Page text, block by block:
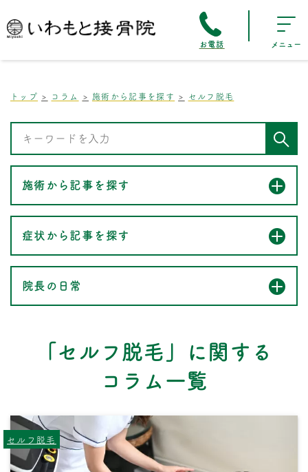
お電話 メニュー
トップ コラム 施術から記事を探す セルフ脱毛
施術から記事を探す
症状から記事を探す
院長の日常
「セルフ脱毛」に関する
コラム一覧
セルフ脱毛